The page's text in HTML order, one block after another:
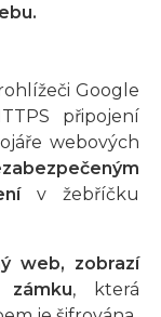
Google
připojení
webových
v žebříčku
web, zobrazí
, která